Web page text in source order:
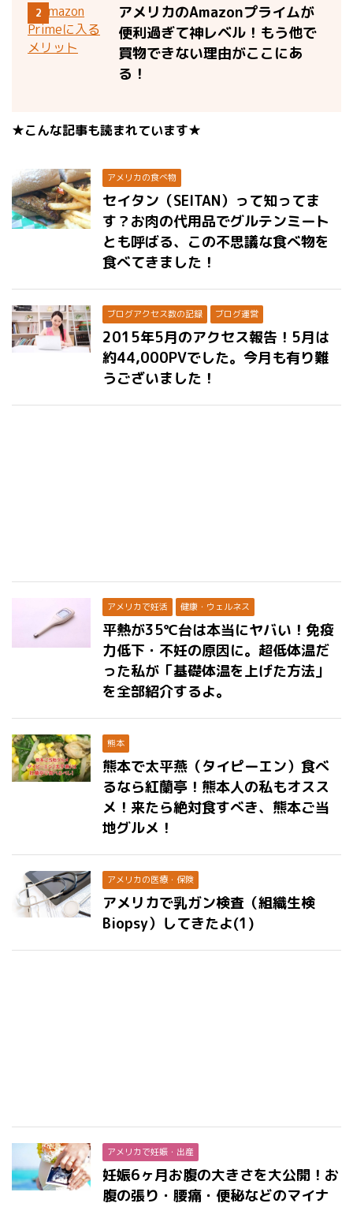
2
アメリカのAmazonプライムが
便利過ぎて神レベル！もう他で
買物できない理由がここにあ
る！
★こんな記事も読まれています★
アメリカの食べ物
セイタン（SEITAN）って知ってま
す？お肉の代用品でグルテンミート
とも呼ばる、この不思議な食べ物を
食べてきました！
ブログアクセス数の記録 ブログ運営
2015年5月のアクセス報告！5月は
約44,000PVでした。今月も有り難
うございました！
アメリカで妊活 健康・ウェルネス
平熱が35℃台は本当にヤバい！免疫
力低下・不妊の原因に。超低体温だ
った私が「基礎体温を上げた方法」
を全部紹介するよ。
熊本
熊本で太平燕（タイピーエン）食べ
るなら紅蘭亭！熊本人の私もオスス
メ！来たら絶対食すべき、熊本ご当
地グルメ！
アメリカの医療・保険
アメリカで乳ガン検査（組織生検
Biopsy）してきたよ(1)
アメリカで妊娠・出産
妊娠6ヶ月お腹の大きさを大公開！お
腹の張り・腰痛・便秘などのマイナ